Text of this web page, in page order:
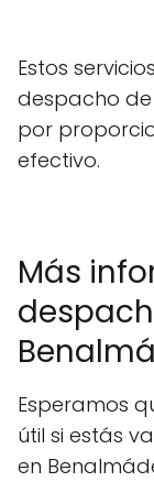
Estos
despacho
por
efectivo.
Más
Esperamos
útil si estás
en